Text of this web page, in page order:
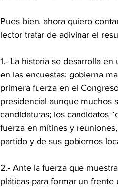
Pues bien, ahora quiero
lector tratar de adivinar el
1.- La historia se desarrolla
en las encuestas; gobierna
primera fuerza en el
presidencial aunque muchos
candidaturas; los candidatos
fuerza en mítines y
partido y de sus gobiernos
2.- Ante la fuerza que
pláticas para formar un